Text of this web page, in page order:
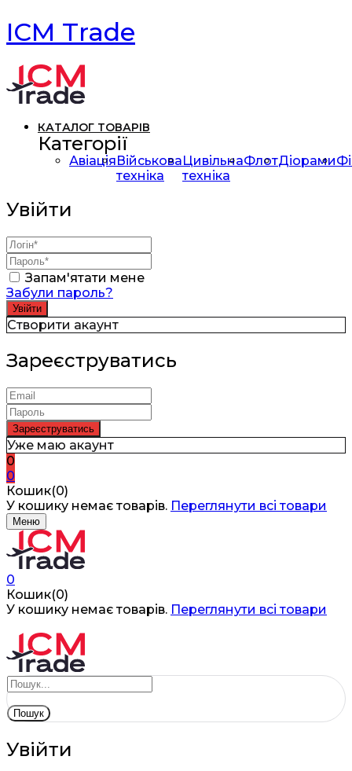
ICM Trade
КАТАЛОГ ТОВАРІВ
Категорії
АвіаціяВійськова
техніка
Цивільна
техніка
ФлотДіорами
Увійти
Запам'ятати мене
Забули пароль?
Створити акаунт
Зареєструватись
Уже маю акаунт
0
0
Кошик(0)
У кошику немає товарів. Переглянути всі товари
Меню
0
Кошик(0)
У кошику немає товарів. Переглянути всі товари
Пошук
Увійти